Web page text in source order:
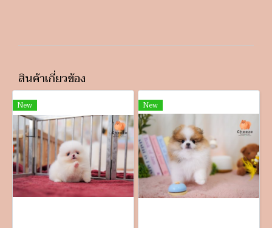
สินค้าเกี่ยวข้อง
New New